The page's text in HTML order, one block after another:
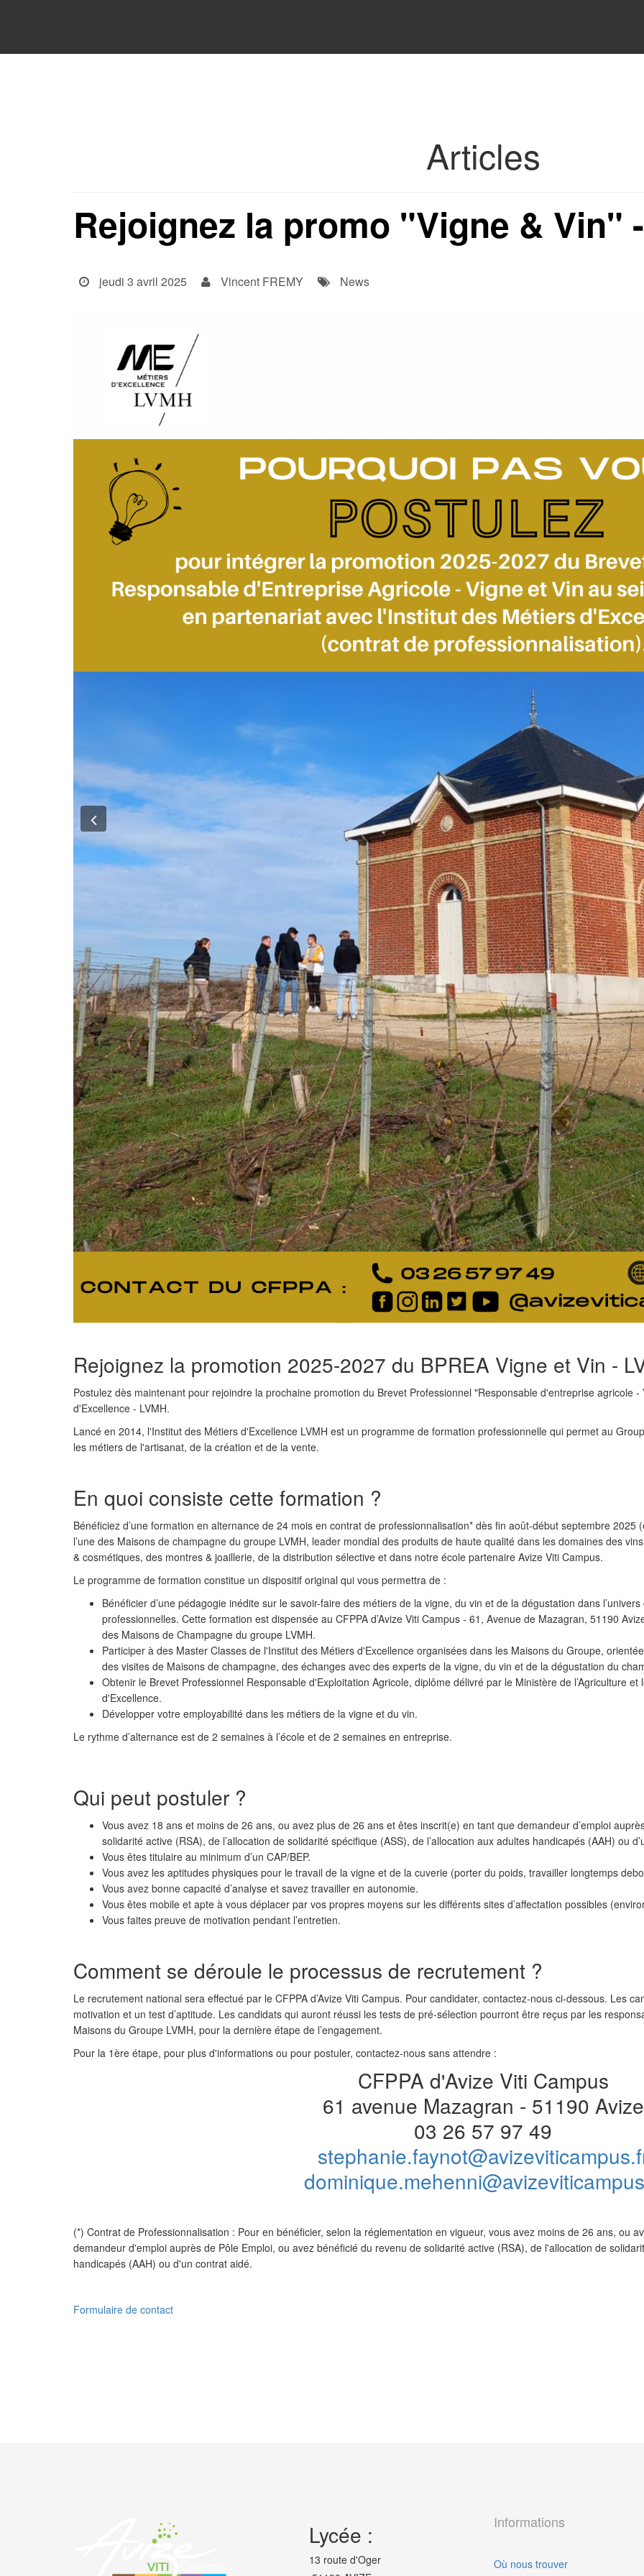
Articles
Rejoignez la promo "Vigne & Vin"
jeudi 3 avril 2025 Vincent FREMY News
Previous
Rejoignez la promotion 2025-2027 du BPREA Vigne et Vin -
Postulez dès maintenant pour rejoindre la prochaine promotion du Brevet Professionnel "Responsable d'entreprise agricole
d'Excellence - LVMH.
Lancé en 2014, l'Institut des Métiers d'Excellence LVMH est un programme de formation professionnelle qui permet au
les métiers de l'artisanat, de la création et de la vente.
En quoi consiste cette formation ?
Bénéficiez d’une formation en alternance de 24 mois en contrat de professionnalisation* dès fin août-début septembre
l’une des Maisons de champagne du groupe LVMH, leader mondial des produits de haute qualité dans les domaines des
& cosmétiques, des montres & joaillerie, de la distribution sélective et dans notre école partenaire Avize Viti Campus.
Le programme de formation constitue un dispositif original qui vous permettra de :
Bénéficier d’une pédagogie inédite sur le savoir-faire des métiers de la vigne, du vin et de la dégustation dans
professionnelles. Cette formation est dispensée au CFPPA d’Avize Viti Campus - 61, Avenue de Mazagran, 51190
des Maisons de Champagne du groupe LVMH.
Participer à des Master Classes de l'Institut des Métiers d'Excellence organisées dans les Maisons du Groupe,
des visites de Maisons de champagne, des échanges avec des experts de la vigne, du vin et de la dégustation du
Obtenir le Brevet Professionnel Responsable d'Exploitation Agricole, diplôme délivré par le Ministère de l’Agriculture et
d'Excellence.
Développer votre employabilité dans les métiers de la vigne et du vin.
Le rythme d’alternance est de 2 semaines à l’école et de 2 semaines en entreprise.
Qui peut postuler ?
Vous avez 18 ans et moins de 26 ans, ou avez plus de 26 ans et êtes inscrit(e) en tant que demandeur d’emploi
solidarité active (RSA), de l’allocation de solidarité spécifique (ASS), de l’allocation aux adultes handicapés (AAH) ou
Vous êtes titulaire au minimum d’un CAP/BEP.
Vous avez les aptitudes physiques pour le travail de la vigne et de la cuverie (porter du poids, travailler longtemps
Vous avez bonne capacité d’analyse et savez travailler en autonomie.
Vous êtes mobile et apte à vous déplacer par vos propres moyens sur les différents sites d’affectation possibles
Vous faites preuve de motivation pendant l’entretien.
Comment se déroule le processus de recrutement ?
Le recrutement national sera effectué par le CFPPA d’Avize Viti Campus. Pour candidater, contactez-nous ci-dessous. Les
motivation et un test d’aptitude. Les candidats qui auront réussi les tests de pré-sélection pourront être reçus par les
Maisons du Groupe LVMH, pour la dernière étape de l’engagement.
Pour la 1ère étape, pour plus d'informations ou pour postuler, contactez-nous sans attendre :
CFPPA d'Avize Viti Campus
61 avenue Mazagran - 51190 Avize
03 26 57 97 49
(*) Contrat de Professionnalisation : Pour en bénéficier, selon la réglementation en vigueur, vous avez moins de 26 ans, ou
demandeur d'emploi auprès de Pôle Emploi, ou avez bénéficié du revenu de solidarité active (RSA), de l'allocation de
handicapés (AAH) ou d'un contrat aidé.
Formulaire de contact
Lycée :
13 route d'Oger
Informations
Où nous trouver